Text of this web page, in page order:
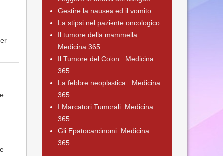
Gestire la nausea ed il vomito
La stipsi nel paziente oncologico
Il tumore della mammella:
Medicina 365
Il Tumore del Colon : Medicina
365
La febbre neoplastica : Medicina
365
I Marcatori Tumorali: Medicina
365
Gli Epatocarcinomi: Medicina
365